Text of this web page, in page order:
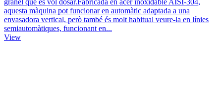
aquesta màquina pot funcionar en automàtic adaptada a una
envasadora vertical, però també és molt habitual veure-la en línies
semiautomàtiques, funcionant en...
View